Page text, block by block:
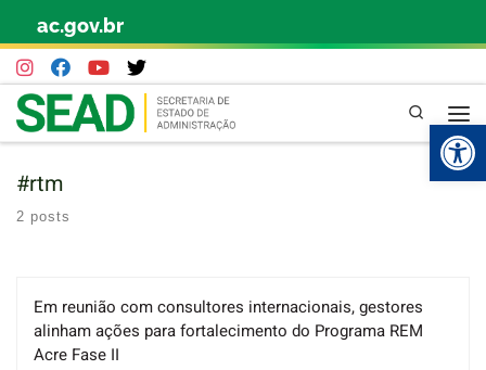
Skip to content
ac.gov.br
Pesquisa
#rtm
2 posts
Em reunião com consultores internacionais, gestores
alinham ações para fortalecimento do Programa REM
Acre Fase II